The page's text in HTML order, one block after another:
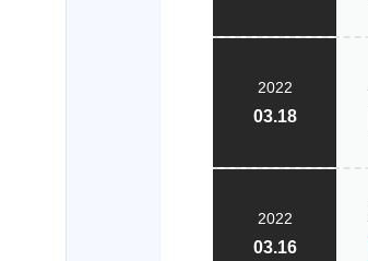
2022
03.18
2022
03.16